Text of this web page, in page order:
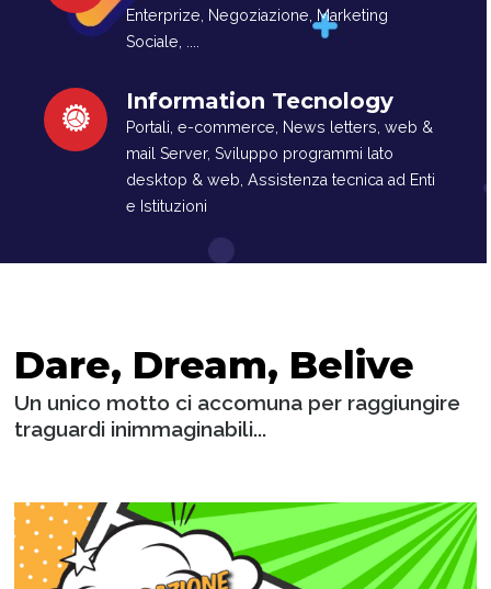
Enterprize, Negoziazione, Marketing
Sociale, ....
Information Tecnology
Portali, e-commerce, News letters, web &
mail Server, Sviluppo programmi lato
desktop & web, Assistenza tecnica ad Enti
e Istituzioni
Dare, Dream, Belive
Un unico motto ci accomuna per raggiungire
traguardi inimmaginabili...